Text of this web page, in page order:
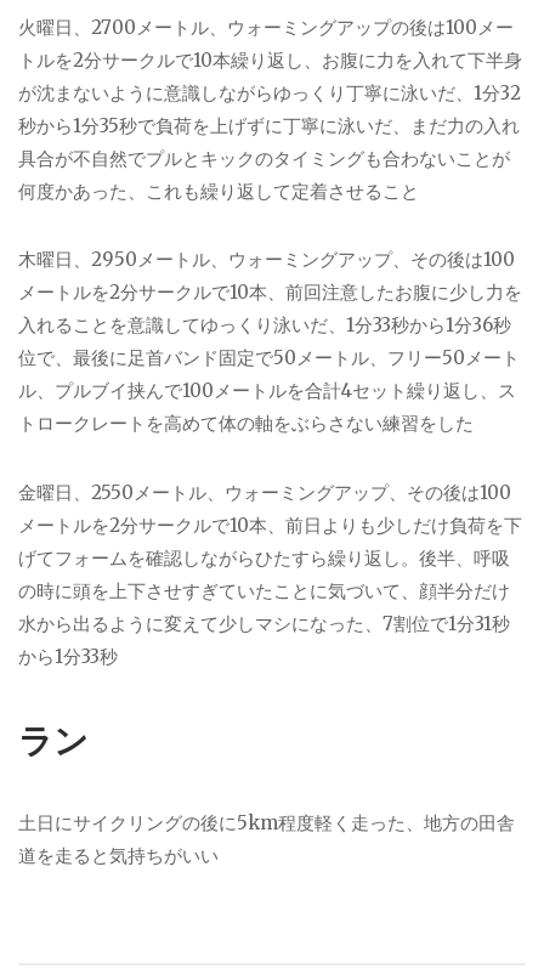
火曜日、2700メートル、ウォーミングアップの後は100メー
トルを2分サークルで10本繰り返し、お腹に力を入れて下半身
が沈まないように意識しながらゆっくり丁寧に泳いだ、1分32
秒から1分35秒で負荷を上げずに丁寧に泳いだ、まだ力の入れ
具合が不自然でプルとキックのタイミングも合わないことが
何度かあった、これも繰り返して定着させること
木曜日、2950メートル、ウォーミングアップ、その後は100
メートルを2分サークルで10本、前回注意したお腹に少し力を
入れることを意識してゆっくり泳いだ、1分33秒から1分36秒
位で、最後に足首バンド固定で50メートル、フリー50メート
ル、プルブイ挟んで100メートルを合計4セット繰り返し、ス
トロークレートを高めて体の軸をぶらさない練習をした
金曜日、2550メートル、ウォーミングアップ、その後は100
メートルを2分サークルで10本、前日よりも少しだけ負荷を下
げてフォームを確認しながらひたすら繰り返し。後半、呼吸
の時に頭を上下させすぎていたことに気づいて、顔半分だけ
水から出るように変えて少しマシになった、7割位で1分31秒
から1分33秒
ラン
土日にサイクリングの後に5km程度軽く走った、地方の田舎
道を走ると気持ちがいい